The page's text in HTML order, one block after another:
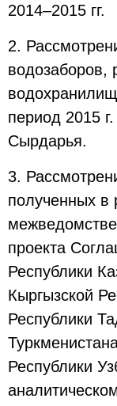
2014–2015 гг.
2.
водозаборов,
период 2015
Сырдарья.
3.
полученных в
проекта
Республики
Кыргызской
Республики
Республики